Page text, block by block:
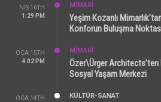
NIS 16TH
1:29 PM
MİMARİ
Yeşim Kozanlı
Konforun Buluşma
OCA 15TH
4:02 PM
MİMARİ
Özer\Ürger Architects’ten
Sosyal Yaşam Merkezi
OCA 14TH
KÜLTÜR-SANAT